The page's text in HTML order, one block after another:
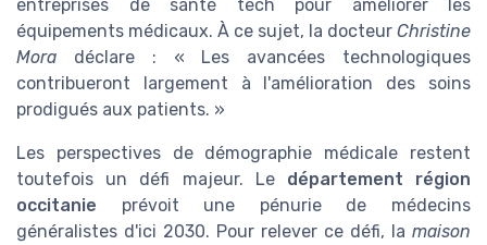
entreprises de santé tech pour améliorer les
équipements médicaux. À ce sujet, la docteur Christine
Mora déclare : « Les avancées technologiques
contribueront largement à l'amélioration des soins
prodigués aux patients. »
Les perspectives de démographie médicale restent
toutefois un défi majeur. Le département région
occitanie prévoit une pénurie de médecins
généralistes d'ici 2030. Pour relever ce défi, la maison